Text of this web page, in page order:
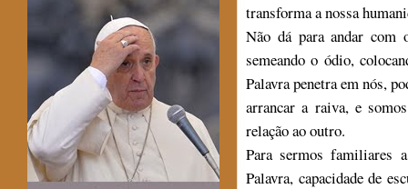
transforma a nossa
Não dá para andar com
semeando o ódio,
Palavra penetra em nós,
arrancar a raiva, e
relação ao outro.
Para sermos familiares
Palavra, capacidade de